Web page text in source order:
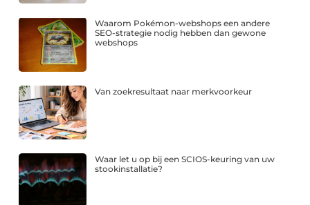
Waarom Pokémon-webshops een andere
SEO-strategie nodig hebben dan gewone
webshops
Van zoekresultaat naar merkvoorkeur
Waar let u op bij een SCIOS-keuring van uw
stookinstallatie?